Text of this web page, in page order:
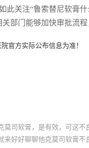
此关注“鲁索替尼软膏
部门能够加快审批流程
官方实际公布信息为准！
司软膏，是有效，可这
来好好聊聊他克莫司软膏